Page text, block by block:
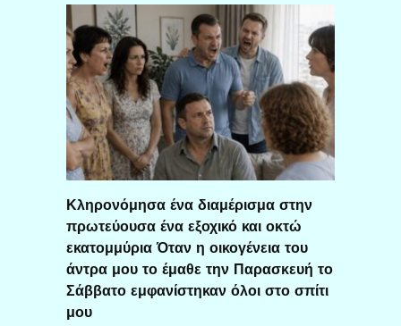
Κληρονόμησα ένα διαμέρισμα στην
πρωτεύουσα ένα εξοχικό και οκτώ
εκατομμύρια Όταν η οικογένεια του
άντρα μου το έμαθε την Παρασκευή το
Σάββατο εμφανίστηκαν όλοι στο σπίτι
μου